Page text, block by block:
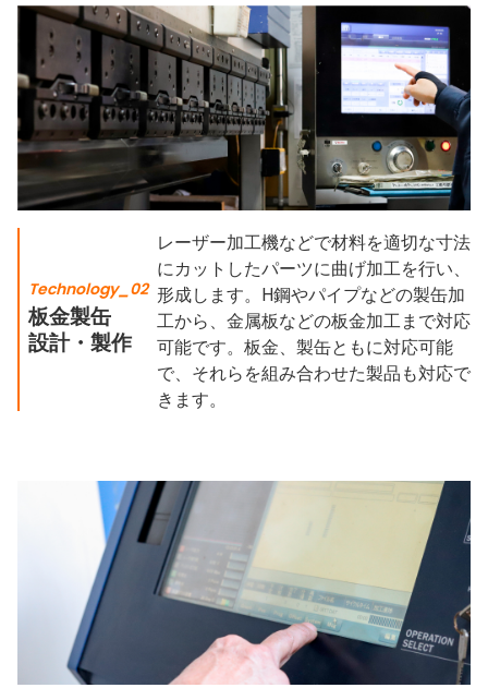
Technology_02
板金製缶
設計・製作
レーザー加工機などで材料を適切な寸法
にカットしたパーツに曲げ加工を行い、
形成します。H鋼やパイプなどの製缶加
工から、金属板などの板金加工まで対応
可能です。板金、製缶ともに対応可能
で、それらを組み合わせた製品も対応で
きます。